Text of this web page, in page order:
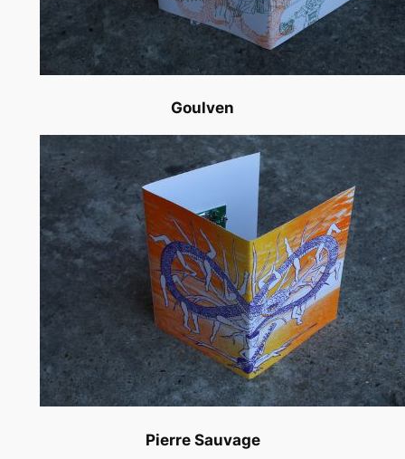
Goulven
Pierre Sauvage